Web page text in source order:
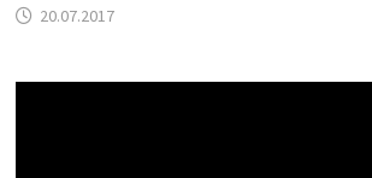
20.07.2017